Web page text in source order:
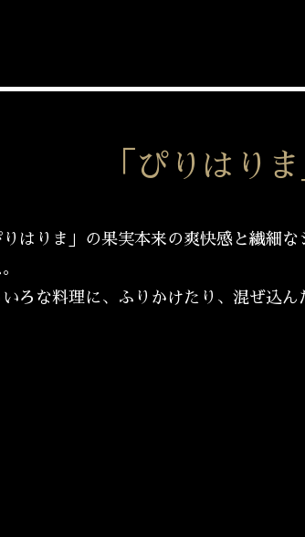
「ぴりはり
りはりま」の果実本来の爽快感と繊細
いろな料理に、ふりかけたり、混ぜ込